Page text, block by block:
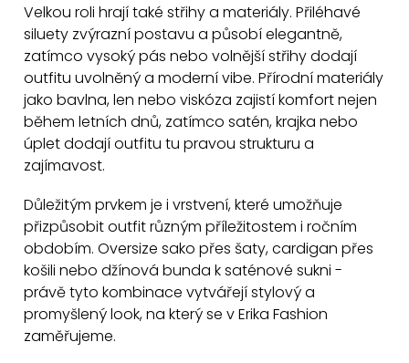
v
ý
p
i
s
u
Velkou roli hrají také střihy a materiály. Přiléhavé
siluety zvýrazní postavu a působí elegantně,
zatímco vysoký pás nebo volnější střihy dodají
outfitu uvolněný a moderní vibe. Přírodní materiály
jako bavlna, len nebo viskóza zajistí komfort nejen
během letních dnů, zatímco satén, krajka nebo
úplet dodají outfitu tu pravou strukturu a
zajímavost.
Důležitým prvkem je i vrstvení, které umožňuje
přizpůsobit outfit různým příležitostem i ročním
obdobím. Oversize sako přes šaty, cardigan přes
košili nebo džínová bunda k saténové sukni -
právě tyto kombinace vytvářejí stylový a
promyšlený look, na který se v Erika Fashion
zaměřujeme.